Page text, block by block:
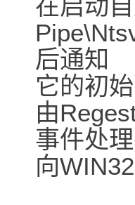
在启动
后通知
它的初
由
事件处
向